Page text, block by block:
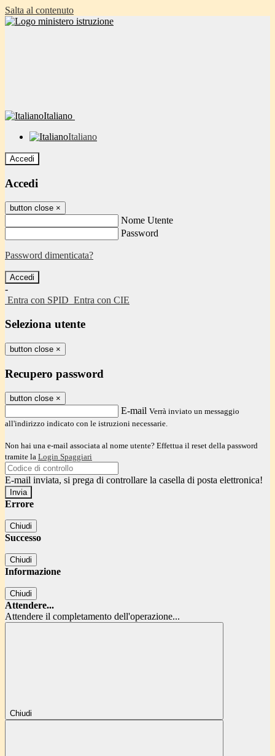
Salta al contenuto
Italiano
Italiano
Accedi
Accedi
button close ×
Nome Utente
Password
Password dimenticata?
-
Entra con SPID Entra con CIE
Seleziona utente
button close ×
Recupero password
button close ×
E-mail Verrà inviato un messaggio
all'indirizzo indicato con le istruzioni necessarie.
Non hai una e-mail associata al nome utente? Effettua il reset della password
tramite la Login Spaggiari
E-mail inviata, si prega di controllare la casella di posta elettronica!
Errore
Chiudi
Successo
Chiudi
Informazione
Chiudi
Attendere...
Attendere il completamento dell'operazione...
Chiudi